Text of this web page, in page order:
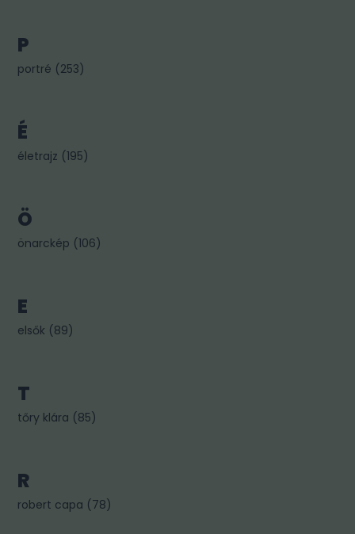
P
portré (253)
É
életrajz (195)
Ö
önarckép (106)
E
elsők (89)
T
tőry klára (85)
R
robert capa (78)